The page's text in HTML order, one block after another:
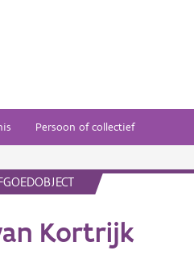
Persoon of collectief
Kortrijk